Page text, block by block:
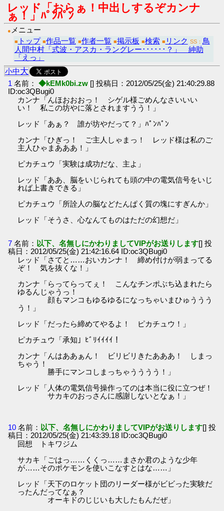
レッド「おらぁ！中出しするぞカンナ
ぁ！」ﾊﾟﾝﾊﾟﾝ
● メニュー
■ トップ ■作品一覧 ■作者一覧 ■掲示板 ■検索 ■ リンク SS： 鳥
人間中村「式波・アスカ・ラングレー･･････？」 紳助
「えっ」
小中大
1 名前： ◆kEMk0bi.zw [] 投稿日：2012/05/25(金) 21:40:29.88
ID:oc3QBugi0
カンナ「んほおおおっ！ シゲル様ごめんなさいいい
い！ 私この坊やに落とされますうう！」
レッド「あぁ？ 誰が坊やだって？」ﾊﾟﾝﾊﾟﾝ
カンナ「ひぎっ！ ご主人しゃまっ！ レッド様は私のご
主人ひゃまあああ！」
ピカチュウ「実験は成功だな、主よ」
レッド「ああ、脳をいじられても頭の中の電気信号をいじ
れば上書きできる」
ピカチュウ「所詮人の脳などたんぱく質の塊にすぎんか」
レッド「そうさ、心なんてものはただの幻想だ」
7 名前： 以下、名無しにかわりましてVIPがお送りします[] 投
稿日：2012/05/25(金) 21:42:16.64 ID:oc3QBugi0
レッド「さてと……おいカンナ！ 締め付けが弱まってる
ぞ！ 気を抜くな！」
カンナ「らってらってぇ！ こんなチンポぶち込まれたら
ゆるんじゃうっ！
顔もマンコもゆるゆるになっちゃいまひゅううう
う！」
レッド「だったら締めてやるよ！ ピカチュウ！」
ピカチュウ「承知」ﾋﾞﾘｲｲｲｲ！
カンナ「んはああぁん！ ビリビリきたあああ！ しまっ
ちゃう！
勝手にマンコしまっちゃうううう！」
レッド「人体の電気信号操作ってのは本当に役に立つぜ！
サカキのおっさんに感謝しないとなぁ！」
10 名前： 以下、名無しにかわりましてVIPがお送りします[] 投
稿日：2012/05/25(金) 21:43:39.18 ID:oc3QBugi0
回想 トキワジム
サカキ「ごはっ……くくっ……まさか君のような少年
が……そのポケモンを使いこなすとはな……」
レッド「天下のロケット団のリーダー様がビビった実験だ
ったんだってなぁ？
オーキドのじじいも大したもんだぜ」